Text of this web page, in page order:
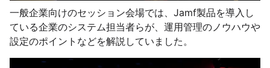
一般企業向けのセッション会場では、Jamf製品を導入し
ている企業のシステム担当者らが、運用管理のノウハウや
設定のポイントなどを解説していました。